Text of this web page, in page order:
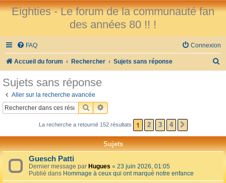
Eighties - Le forum de la communauté fan
des années 80 !! !
FAQ Connexion
Accueil du forum Rechercher Sujets sans réponse
h
r
Sujets sans réponse
Aller sur la recherche avancée
RECHERCHER
RECHERCHE AVANCÉE
La recherche a retourné 152 résultats 1 2 3 4
Sujets
Guesch Patti
Dernier message par Hugues « 23 juin 2026, 01:05
Publié dans Hommage à ceux qui ont marqué notre enfance